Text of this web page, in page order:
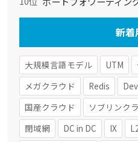
新着
大規模言語モデル UTM
メガクラウド
Redis
国産クラウド
ソブリンク
閉域網
DC in DC IX